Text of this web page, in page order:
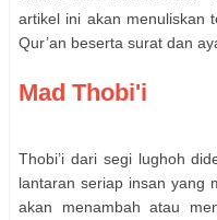
artikel ini akan menuliskan
Qur’an beserta surat dan
Mad Thobi'i
Thobi’i dari segi lughoh
lantaran seriap insan yang
akan menambah atau